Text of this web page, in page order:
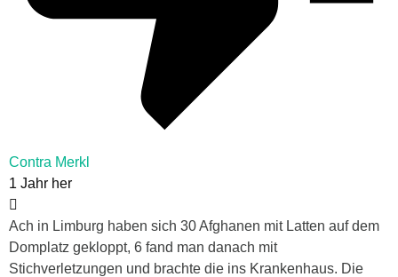
Contra Merkl
1 Jahr her
Ach in Limburg haben sich 30 Afghanen mit Latten auf dem
Domplatz gekloppt, 6 fand man danach mit
Stichverletzungen und brachte die ins Krankenhaus. Die